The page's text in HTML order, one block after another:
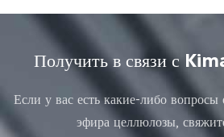
Получить в связи с
Если у вас есть какие-либо
эфира целлюлозы,